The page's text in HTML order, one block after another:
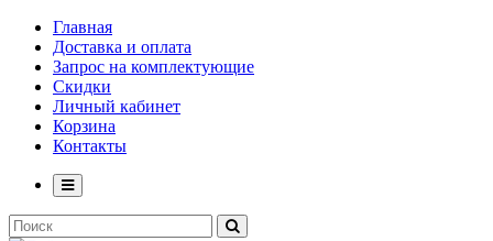
Главная
Доставка и оплата
Запрос на комплектующие
Скидки
Личный кабинет
Корзина
Контакты